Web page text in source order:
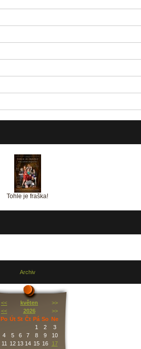
Tohle je fraška!
Archiv
<< květen
>>
<<
2026
>>
Po Út St Čt Pá So Ne
1
2
3
4
5 6 7 8 9
10
11
12 13 14 15 16
17